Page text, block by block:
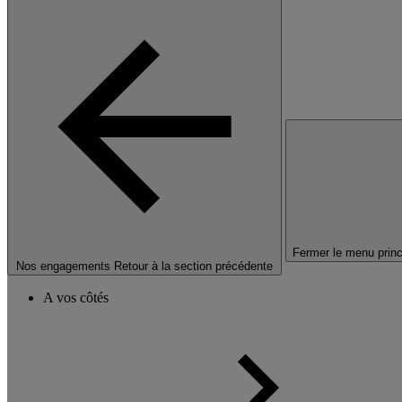
Nos engagements Retour à la section précédente
Fermer le menu
A vos côtés